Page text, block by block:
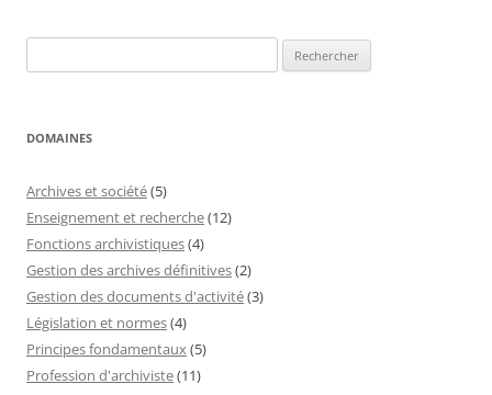
DOMAINES
Archives et société(5)
Enseignement et recherche(12)
Fonctions archivistiques(4)
Gestion des archives définitives(2)
Gestion des documents d'activité(3)
Législation et normes(4)
Principes fondamentaux(5)
Profession d'archiviste(11)